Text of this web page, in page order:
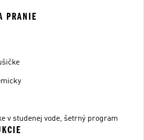
PRANIE
v studenej vode, šetrný program